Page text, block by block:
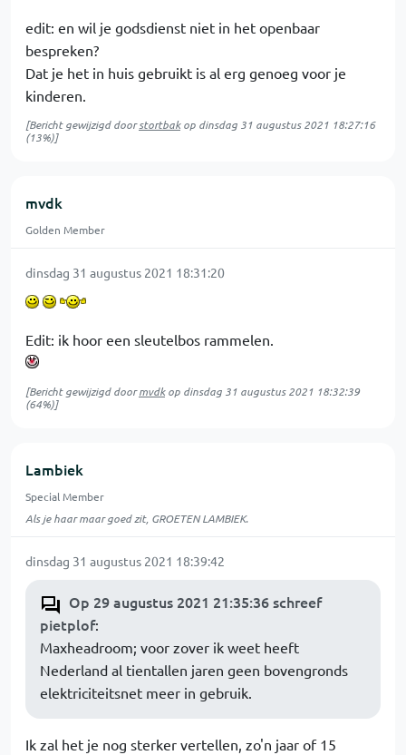
edit: en wil je godsdienst niet in het openbaar
bespreken?
Dat je het in huis gebruikt is al erg genoeg voor je
kinderen.
[Bericht gewijzigd doorstortbakop dinsdag 31 augustus 2021 18:27:16
(13%)]
mvdk
Golden Member
dinsdag 31 augustus 2021 18:31:20
Edit: ik hoor een sleutelbos rammelen.
[Bericht gewijzigd doormvdkop dinsdag 31 augustus 2021 18:32:39
(64%)]
Lambiek
Special Member
Als je haar maar goed zit, GROETEN LAMBIEK.
dinsdag 31 augustus 2021 18:39:42
Op 29 augustus 2021 21:35:36 schreef
pietplof:
Maxheadroom; voor zover ik weet heeft
Nederland al tientallen jaren geen bovengronds
elektriciteitsnet meer in gebruik.
Ik zal het je nog sterker vertellen, zo'n jaar of 15